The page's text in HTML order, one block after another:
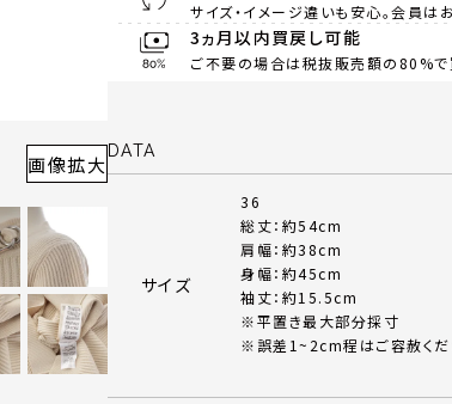
画像拡大
サイズ・イメージ違いも安心。会員は
3ヵ月以内買戻し可能
ご不要の場合は税抜販売額の80%で
DATA
サイズ
36
総丈：約54cm
肩幅：約38cm
身幅：約45cm
袖丈：約15.5cm
※平置き最大部分採寸
※誤差1~2cm程はご容赦くだ